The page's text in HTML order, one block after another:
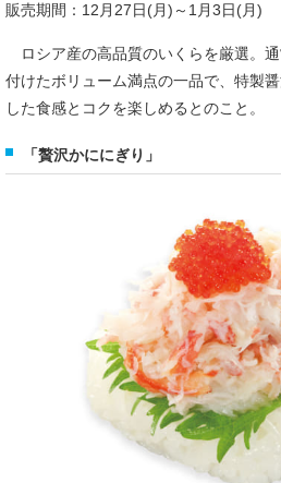
販売期間：12月27日(月)～1月3日(月)
ロシア産の高品質のいくらを厳選。
付けたボリューム満点の一品で、特製
した食感とコクを楽しめるとのこと。
「贅沢かににぎり」